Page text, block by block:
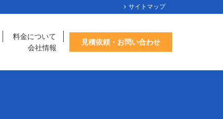
サイトマップ
料金について
会社情報
見積依頼・お問い合わせ